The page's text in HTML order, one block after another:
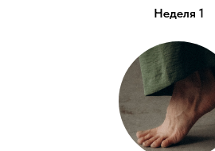
Неделя 1